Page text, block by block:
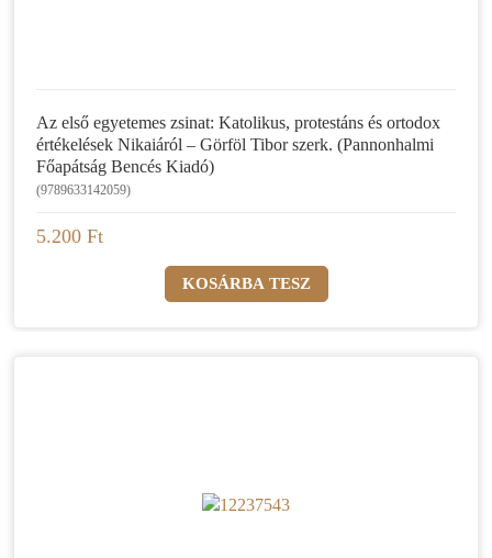
Az első egyetemes zsinat: Katolikus, protestáns és ortodox
értékelések Nikaiáról – Görföl Tibor szerk. (Pannonhalmi
Főapátság Bencés Kiadó)
(9789633142059)
5.200 Ft